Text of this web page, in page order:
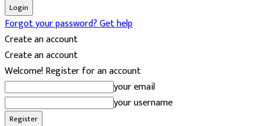
Forgot your password? Get help
Create an account
Create an account
Welcome! Register for an account
your email
your username